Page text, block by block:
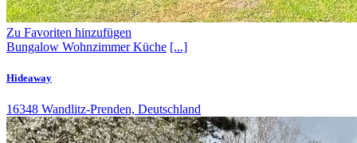
Zu Favoriten hinzufügen
Bungalow Wohnzimmer Küche [...]
Hideaway
16348 Wandlitz-Prenden, Deutschland